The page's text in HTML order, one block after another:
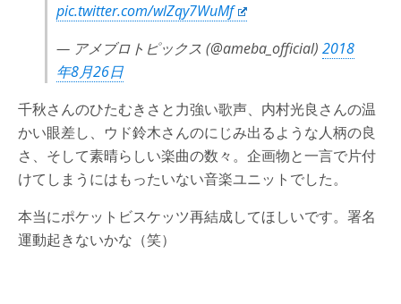
pic.twitter.com/wlZqy7WuMf
— アメブロトピックス (@ameba_official) 2018
年8月26日
千秋さんのひたむきさと力強い歌声、内村光良さんの温
かい眼差し、ウド鈴木さんのにじみ出るような人柄の良
さ、そして素晴らしい楽曲の数々。企画物と一言で片付
けてしまうにはもったいない音楽ユニットでした。
本当にポケットビスケッツ再結成してほしいです。署名
運動起きないかな（笑）